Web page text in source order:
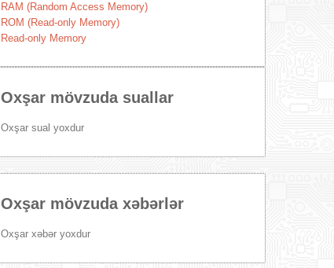
RAM (Random Access Memory)
ROM (Read-only Memory)
Read-only Memory
Oxşar mövzuda suallar
Oxşar sual yoxdur
Oxşar mövzuda xəbərlər
Oxşar xəbər yoxdur